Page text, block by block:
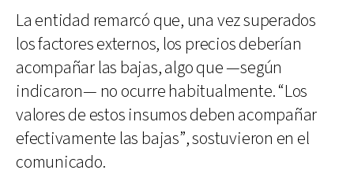
La entidad remarcó que, una vez superados
los factores externos, los precios deberían
acompañar las bajas, algo que —según
indicaron— no ocurre habitualmente. “Los
valores de estos insumos deben acompañar
efectivamente las bajas”, sostuvieron en el
comunicado.